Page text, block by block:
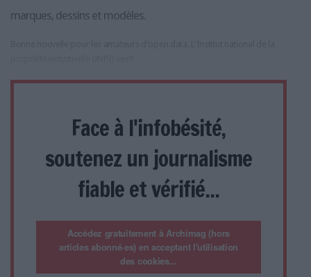
marques, dessins et modèles.
Face à l'infobésité,
soutenez un journalisme
fiable et vérifié...
Accédez gratuitement à Archimag (hors
articles abonné·es) en acceptant l'utilisation
des cookies...